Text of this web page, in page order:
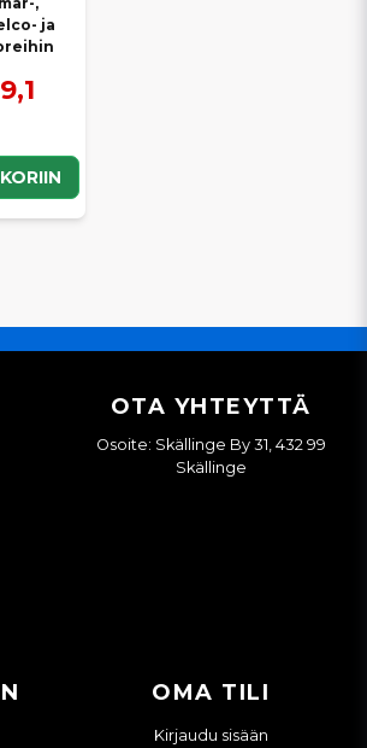
2, B50-2A, B50-2B, B50V
VIO-SARJA
Vio 10-2, Vio 10-2A (EP)
1, Vio 15-1EX, Vio 15-2, Vio 15-2A (EP)
20-3 (YCE), Vio 20-3 (CF1A)
Vio 25-3 (CG1A)
Vio 55 (FA1A), Vio 55 (FA2B)
SV-SARJA
MIKSI OIKEA
ja
OTA YHTEYTTÄ
Osoite: Skällinge By 31, 432 99
Skällinge
OMA TILI
Kirjaudu sisään